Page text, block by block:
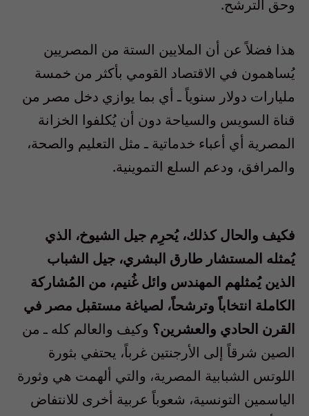
وحق الترشح.
هذا فضلاً عن أن الملايين الستة من المصريين
يُساهمون في الاقتصاد القومي بأكثر من خمسة
مليارات دولار سنوياً ـ أي بما يوازي دخل مصر من
قناة السويس والسياحة دون أن يُكلفوا الخزانة
المصرية أي أعباء خدماتية ـ مثل التعليم والصحة،
والمرافق، ودعم السلع التموينية.
فكيف والحال كذلك، يُحرِم جيل الشيوخ، الذي
يُمثله المستشار طارق البشري، جيل الشباب
الذين يُمثلهم المهندس وائل غُنيم، من المُشاركة
الكاملة انتخاباً وترشحاً، لصياغة مستقبل مصر في
القرن الحادي والعشرين؟ وكيف والعالم كله ـ من
الصين شرقاً إلى الأرجنتين غرباً، يحتفي بثورة
اللوتس الشبابية المصرية، والتي ألهمت هي وثورة
الياسمين التونسية، شعوباً عربية أخرى للانتفاض